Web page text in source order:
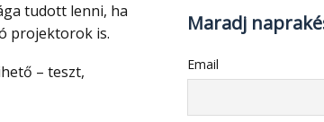
tudott lenni, ha
projektorok is.
Maradj
Email